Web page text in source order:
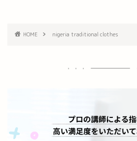
HOME nigeria traditional clothes